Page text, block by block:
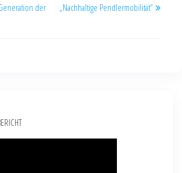
der
„Nachhaltige Pendlermobilität“